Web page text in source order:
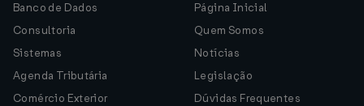
Banco de Dados
Consultoria
Sistemas
Agenda Tributária
Comércio Exterior
Página Inicial
Quem Somos
Notícias
Legislação
Dúvidas Frequentes